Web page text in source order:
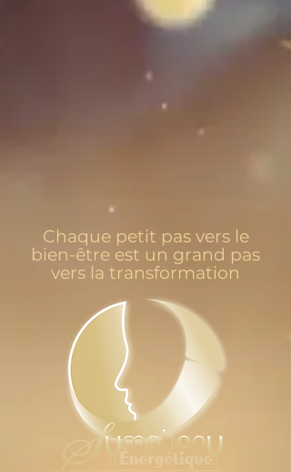
Chaque petit pas vers le
bien-être est un grand pas
vers la transformation